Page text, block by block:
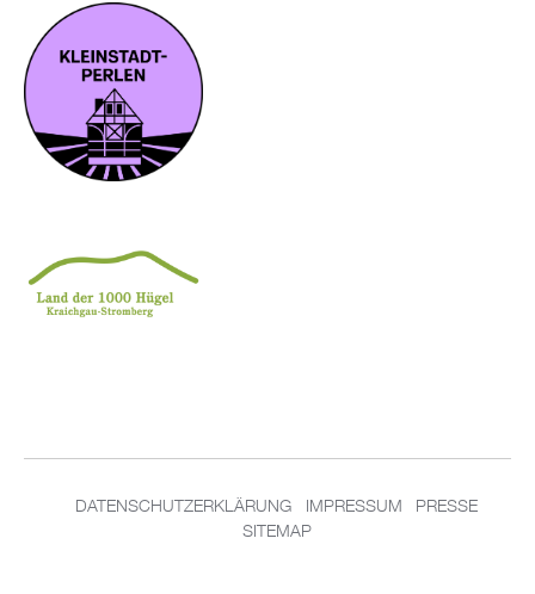
DATENSCHUTZERKLÄRUNG IMPRESSUM
PRESSE
SITEMAP